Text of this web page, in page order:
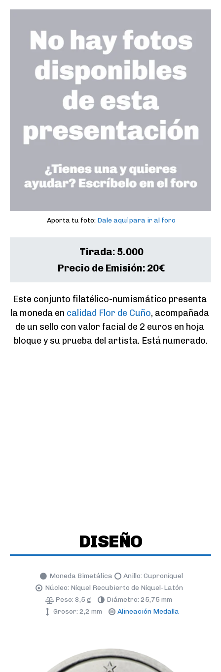
Aporta tu foto: Dale aquí para ir al foro
Tirada: 5.000
Precio de Emisión: 20€
Este conjunto filatélico-numismático presenta
la moneda en calidad Flor de Cuño, acompañada
de un sello con valor facial de 2 euros en hoja
bloque y su prueba del artista. Está numerado.
DISEÑO
Moneda Bimetálica
Anillo: Cuproníquel
Núcleo: Níquel Recubierto de Níquel-Latón
Peso: 8,5 g
Diámetro: 25,75 mm
Grosor: 2,2 mm
Alineación Medalla